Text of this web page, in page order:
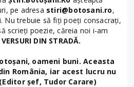
pe adresa stiri@botosani.ro,
Nu trebuie să fiți poeți consacrați,
scrieți poezie, căreia noi i-am
VERSURI DIN STRADĂ.
oameni buni. Aceasta
România, iar acest lucru nu
șef, Tudor Carare)